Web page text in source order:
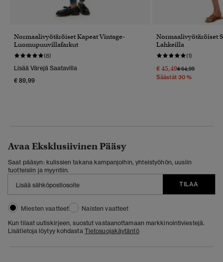
Normaalivyötäröiset Kapeat Vintage-
Luomupuuvillafarkut
(8)
Lisää Värejä Saatavilla
€ 89,99
Normaalivyötäröiset
Lahkeilla
(1)
€ 45,49Hinta Alennettu
€ 64,99Hintaan
Säästät 30 %
Avaa Eksklusiivinen Pääsy
Saat pääsyn: kulissien takana kampanjoihin, yhteistyöhön, uusiin
tuotteisiin ja myyntiin.
TILAA
Miesten vaatteet
Naisten vaatteet
Kun tilaat uutiskirjeen, suostut vastaanottamaan markkinointiviestejä.
Lisätietoja löytyy kohdasta Tietosuojakäytäntö